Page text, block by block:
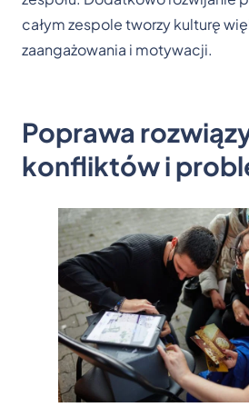
całym zespole tworzy kulturę
zaangażowania i motywacji.
Poprawa
konfliktów i